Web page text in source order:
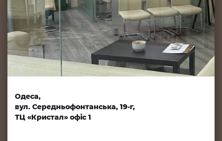
Одеса,
вул. Середньофонтанська, 19-г,
ТЦ «Кристал» офіс 1